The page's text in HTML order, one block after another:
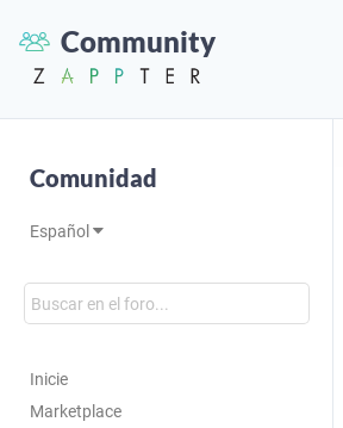
Community
Comunidad
Español
Inicie
Marketplace